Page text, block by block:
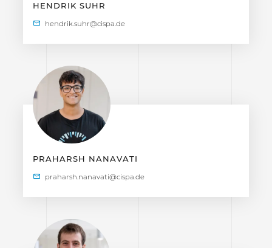
HENDRIK SUHR
PRAHARSH NANAVATI